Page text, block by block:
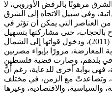
مرهونًا بالرفض الأوروبي، لا
وفي سبيل الاتجاه إلى الشرق
العناصر التي يمكن أن تؤثر في
بالحجاب، حتى مشاركتها بتسهيل
دخول المقاتلين إلى سوريا بعد (2011)، ودخول قواتها إلى الشمال
المعارضة، مرورًا بإيواء مصريين
في بلدهم، وصارت قضية فلسطين
بوابة أخرى للدعاية، رغم أنَّ
وتصاعدتْ مع الزمن، في مختلف